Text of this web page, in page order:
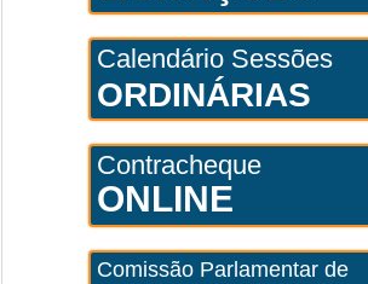
Calendário Sessões
ORDINÁRIAS
Contracheque
ONLINE
Comissão Parlamentar de